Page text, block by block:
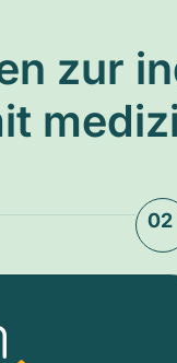
zur
02